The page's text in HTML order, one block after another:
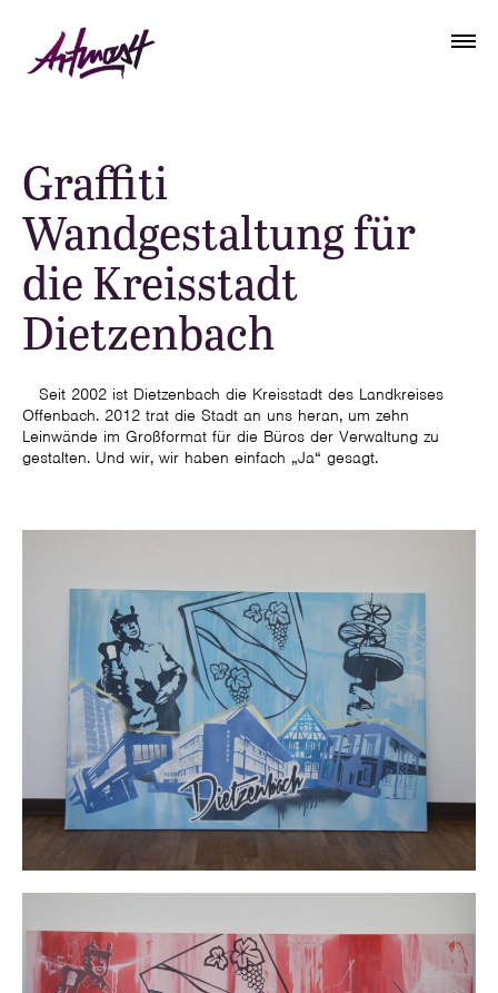
Graffiti
Wandgestaltung für
die Kreisstadt
Dietzenbach
Seit 2002 ist Dietzenbach die Kreisstadt des Landkreises
Offenbach. 2012 trat die Stadt an uns heran, um zehn
Leinwände im Großformat für die Büros der Verwaltung zu
gestalten. Und wir, wir haben einfach „Ja“ gesagt.